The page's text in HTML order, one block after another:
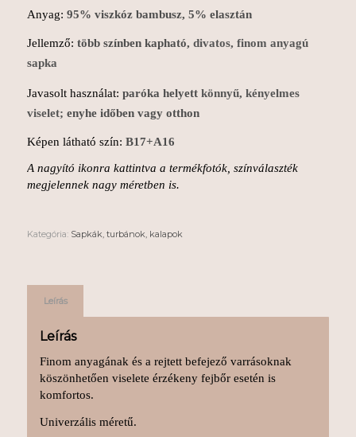
Anyag: 95% viszkóz bambusz, 5% elasztán
Jellemző: több színben kapható, divatos, finom anyagú
sapka
Javasolt használat: paróka helyett könnyű, kényelmes
viselet; enyhe időben vagy otthon
Képen látható szín: B17+A16
A nagyító ikonra kattintva a termékfotók, színválaszték
megjelennek nagy méretben is.
Kategória: Sapkák, turbánok, kalapok
Leírás
Leírás
Finom anyagának és a rejtett befejező varrásoknak
köszönhetően viselete érzékeny fejbőr esetén is
komfortos.
Univerzális méretű.